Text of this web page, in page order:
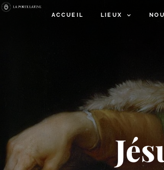
ACCUEIL LIEUX